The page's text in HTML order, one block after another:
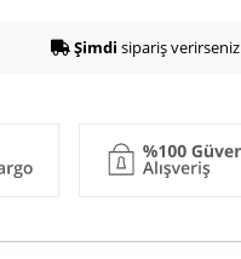
Şimdi sipariş verirseniz